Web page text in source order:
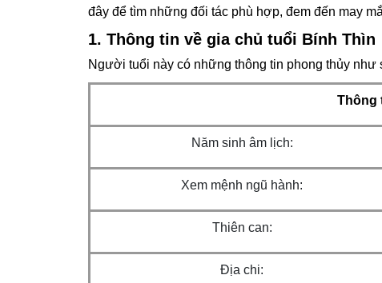
đây để tìm những đối tác phù hợp, đem đến may
1. Thông tin về gia chủ tuổi Bính Thìn
Người tuổi này có những thông tin phong thủy như
Thông
Năm sinh âm lịch:
Xem mệnh ngũ hành:
Thiên can:
Địa chi: